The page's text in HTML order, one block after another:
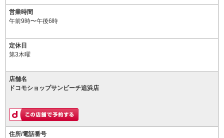
営業時間
午前9時〜午後6時
定休日
第3木曜
店舗名
ドコモショップサンビーチ追浜店
住所/電話番号